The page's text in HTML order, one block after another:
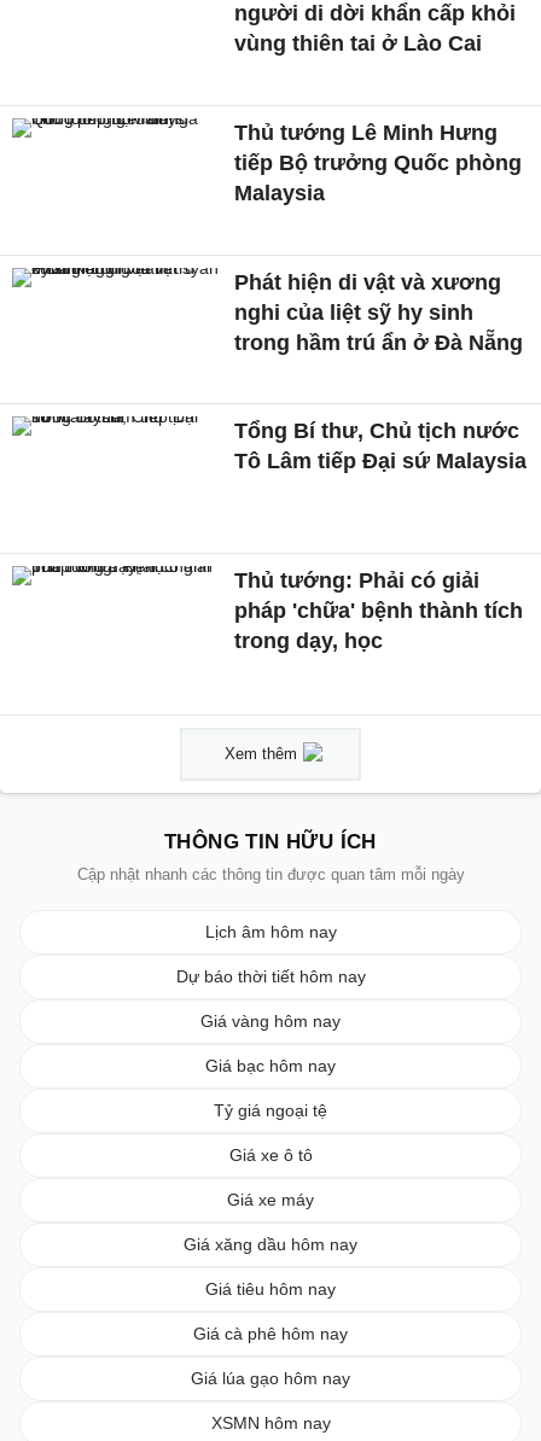
người di dời khẩn cấp khỏi
vùng thiên tai ở Lào Cai
Thủ tướng Lê Minh Hưng
tiếp Bộ trưởng Quốc phòng
Malaysia
Phát hiện di vật và xương
nghi của liệt sỹ hy sinh
trong hầm trú ẩn ở Đà Nẵng
Tổng Bí thư, Chủ tịch nước
Tô Lâm tiếp Đại sứ Malaysia
Thủ tướng: Phải có giải
pháp 'chữa' bệnh thành tích
trong dạy, học
Xem thêm
THÔNG TIN HỮU ÍCH
Cập nhật nhanh các thông tin được quan tâm mỗi ngày
Lịch âm hôm nay
Dự báo thời tiết hôm nay
Giá vàng hôm nay
Giá bạc hôm nay
Tỷ giá ngoại tệ
Giá xe ô tô
Giá xe máy
Giá xăng dầu hôm nay
Giá tiêu hôm nay
Giá cà phê hôm nay
Giá lúa gạo hôm nay
XSMN hôm nay